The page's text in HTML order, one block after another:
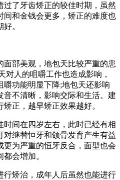
了牙齿矫正的较佳时期，虽然
间和金钱会更多，矫正的难度也
。
部美观，地包天比较严重的患
对人的咀嚼工作也造成影响，
功能明显下降;地包天还影响
音不清晰，影响交际和生活。建
正，越早矫正效果越好。
间在四岁左右，此时已经有相
对继替恒牙和颌骨发育产生有益
更为严重的恒牙反合，面型也会
会增加。
矫治，成年人后虽然也能进行